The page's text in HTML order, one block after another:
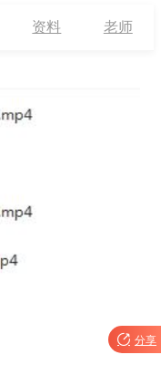
资料 老师
 分享